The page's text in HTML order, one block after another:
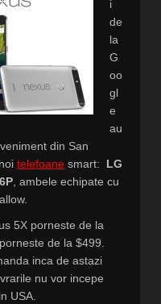
i
de
la
G
oo
gl
e
au
din San
telefoane smart:
LG
, ambele echipate cu
5X porneste de la
de la $499.
inca de astazi
nu vor incepe
USA.